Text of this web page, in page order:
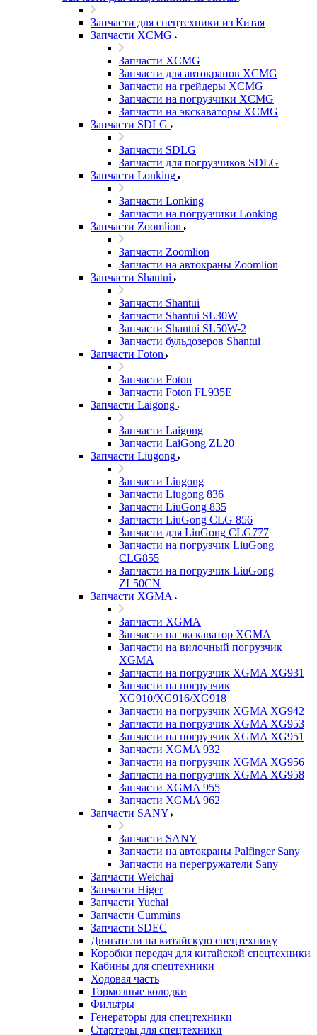
Запчасти для спецтехники из Китая
Запчасти XCMG
Запчасти XCMG
Запчасти для автокранов XCMG
Запчасти на грейдеры XCMG
Запчасти на погрузчики XCMG
Запчасти на экскаваторы XCMG
Запчасти SDLG
Запчасти SDLG
Запчасти для погрузчиков SDLG
Запчасти Lonking
Запчасти Lonking
Запчасти на погрузчики Lonking
Запчасти Zoomlion
Запчасти Zoomlion
Запчасти на автокраны Zoomlion
Запчасти Shantui
Запчасти Shantui
Запчасти Shantui SL30W
Запчасти Shantui SL50W-2
Запчасти бульдозеров Shantui
Запчасти Foton
Запчасти Foton
Запчасти Foton FL935E
Запчасти Laigong
Запчасти Laigong
Запчасти LaiGong ZL20
Запчасти Liugong
Запчасти Liugong
Запчасти Liugong 836
Запчасти LiuGong 835
Запчасти LiuGong CLG 856
Запчасти для LiuGong CLG777
Запчасти на погрузчик LiuGong
CLG855
Запчасти на погрузчик LiuGong
ZL50CN
Запчасти XGMA
Запчасти XGMA
Запчасти на экскаватор XGMA
Запчасти на вилочный погрузчик
XGMA
Запчасти на погрузчик XGMA XG931
Запчасти на погрузчик
XG910/XG916/XG918
Запчасти на погрузчик XGMA XG942
Запчасти на погрузчик XGMA XG953
Запчасти на погрузчик XGMA XG951
Запчасти XGMA 932
Запчасти на погрузчик XGMA XG956
Запчасти на погрузчик XGMA XG958
Запчасти XGMA 955
Запчасти XGMA 962
Запчасти SANY
Запчасти SANY
Запчасти на автокраны Palfinger Sany
Запчасти на перегружатели Sany
Запчасти Weichai
Запчасти Higer
Запчасти Yuchai
Запчасти Cummins
Запчасти SDEC
Двигатели на китайскую спецтехнику
Коробки передач для китайской спецтехники
Кабины для спецтехники
Ходовая часть
Тормозные колодки
Фильтры
Генераторы для спецтехники
Стартеры для спецтехники